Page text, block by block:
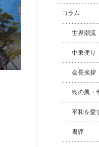
コラム
世界潮流
中東便り
会長挨拶
島の風・
平和を愛
書評